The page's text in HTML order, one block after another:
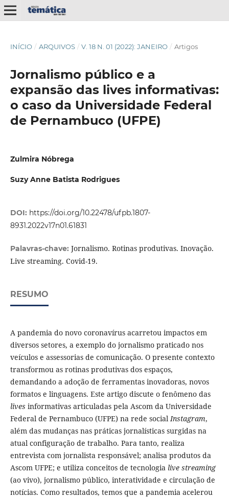
INÍCIO / ARQUIVOS / V. 18 N. 01 (2022): JANEIRO / Artigos
Jornalismo público e a
expansão das lives informativas:
o caso da Universidade Federal
de Pernambuco (UFPE)
Zulmira Nóbrega
Suzy Anne Batista Rodrigues
DOI: https://doi.org/10.22478/ufpb.1807-
8931.2022v17n01.61831
Palavras-chave: Jornalismo. Rotinas produtivas. Inovação.
Live streaming. Covid-19.
RESUMO
A pandemia do novo coronavírus acarretou impactos em
diversos setores, a exemplo do jornalismo praticado nos
veículos e assessorias de comunicação. O presente contexto
transformou as rotinas produtivas dos espaços,
demandando a adoção de ferramentas inovadoras, novos
formatos e linguagens. Este artigo discute o fenômeno das
lives informativas articuladas pela Ascom da Universidade
Federal de Pernambuco (UFPE) na rede socialInstagram,
além das mudanças nas práticas jornalísticas surgidas na
atual configuração de trabalho. Para tanto, realiza
entrevista com jornalista responsável; analisa produtos da
Ascom UFPE; e utiliza conceitos de tecnologia live streaming
(ao vivo), jornalismo público, interatividade e circulação de
notícias. Como resultados, temos que a pandemia acelerou